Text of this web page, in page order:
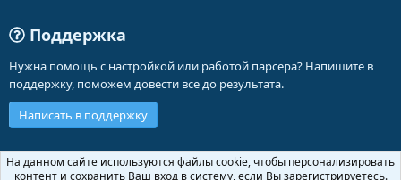
Поддержка
Нужна помощь с настройкой или работой парсера? Напишите в
поддержку, поможем довести все до результата.
Написать в поддержку
Russian (RU)
На данном сайте используются файлы cookie, чтобы персонализировать
контент и сохранить Ваш вход в систему, если Вы зарегистрируетесь.